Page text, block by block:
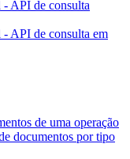
API de consulta
API de consulta em
de uma operação
documentos por tipo